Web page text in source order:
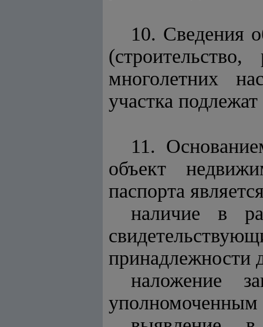
10. Сведения
многолетних
участка
11.
объект
паспорта
наличие в
принадлежности
наложение
уполномоченным